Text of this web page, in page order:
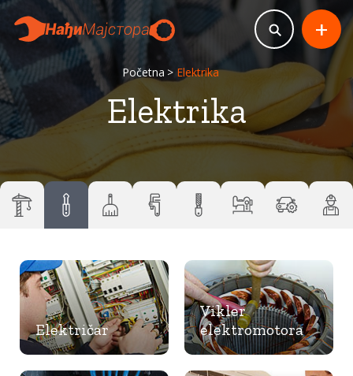
Početna Elektrika
Elektrika
+
Električar
Vikler
elektromotora